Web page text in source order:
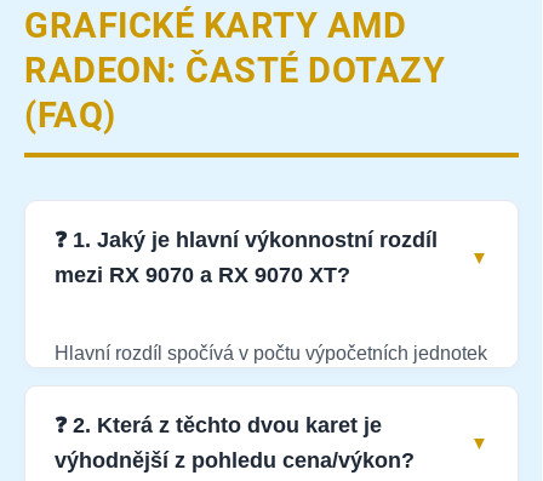
GRAFICKÉ KARTY AMD
RADEON: ČASTÉ DOTAZY
(FAQ)
❓ 1. Jaký je hlavní výkonnostní rozdíl
mezi RX 9070 a RX 9070 XT?
Hlavní rozdíl spočívá v počtu výpočetních jednotek
a taktech jádra. Verze XT má plně odemčený
grafický čip, díky čemuž dosahuje v herních
testech o 15 % až 20 % vyšších FPS hodnot oproti
❓ 2. Která z těchto dvou karet je
výhodnější z pohledu cena/výkon?